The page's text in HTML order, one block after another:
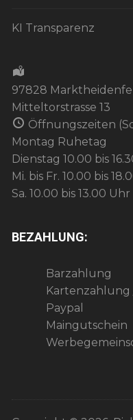
a
i
g
a
t
i
o
n
KI Transparenz
97828
Mitteltorstrasse 13
Öffnungszeiten
Montag Ruhetag
Dienstag 10.00 bis
Mi. bis Fr. 10.00 bis
Sa. 10.00 bis 13.00 Uhr
BEZAHLUNG:
Barzahlung
Kartenzahlung
Paypal
Maingutschein